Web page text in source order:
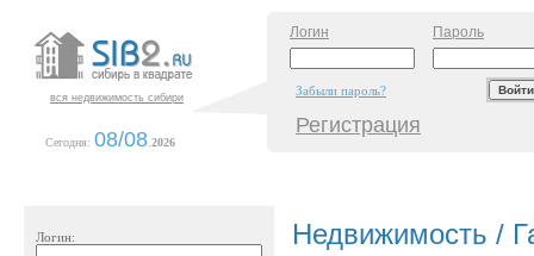
вся недвижимость сибири
Сегодня: 08/08 2026
Логин Пароль
Забыли пароль?
Регистрация
Логин: Недвижимость /